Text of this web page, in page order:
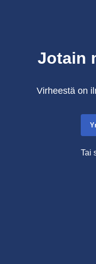
Jotain
Virheestä on
Tai